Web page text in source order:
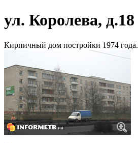
ул. Королева, д.18
Кирпичный дом постройки 1974 года.